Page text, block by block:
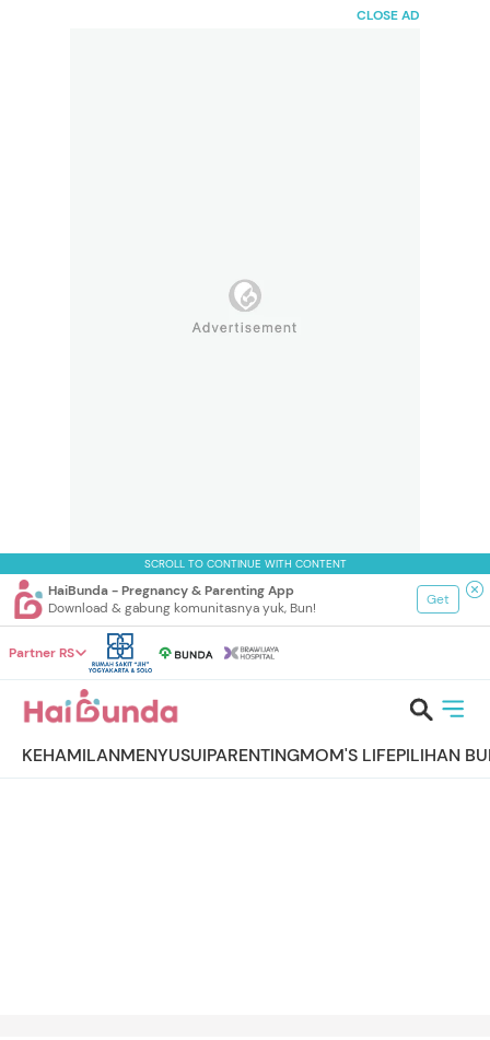
CLOSE AD
SCROLL TO CONTINUE WITH CONTENT
HaiBunda - Pregnancy & Parenting App
Download & gabung komunitasnya yuk, Bun!
Get
Partner RS
KEHAMILANMENYUSUIPARENTINGMOM'S LIFEPILIHAN